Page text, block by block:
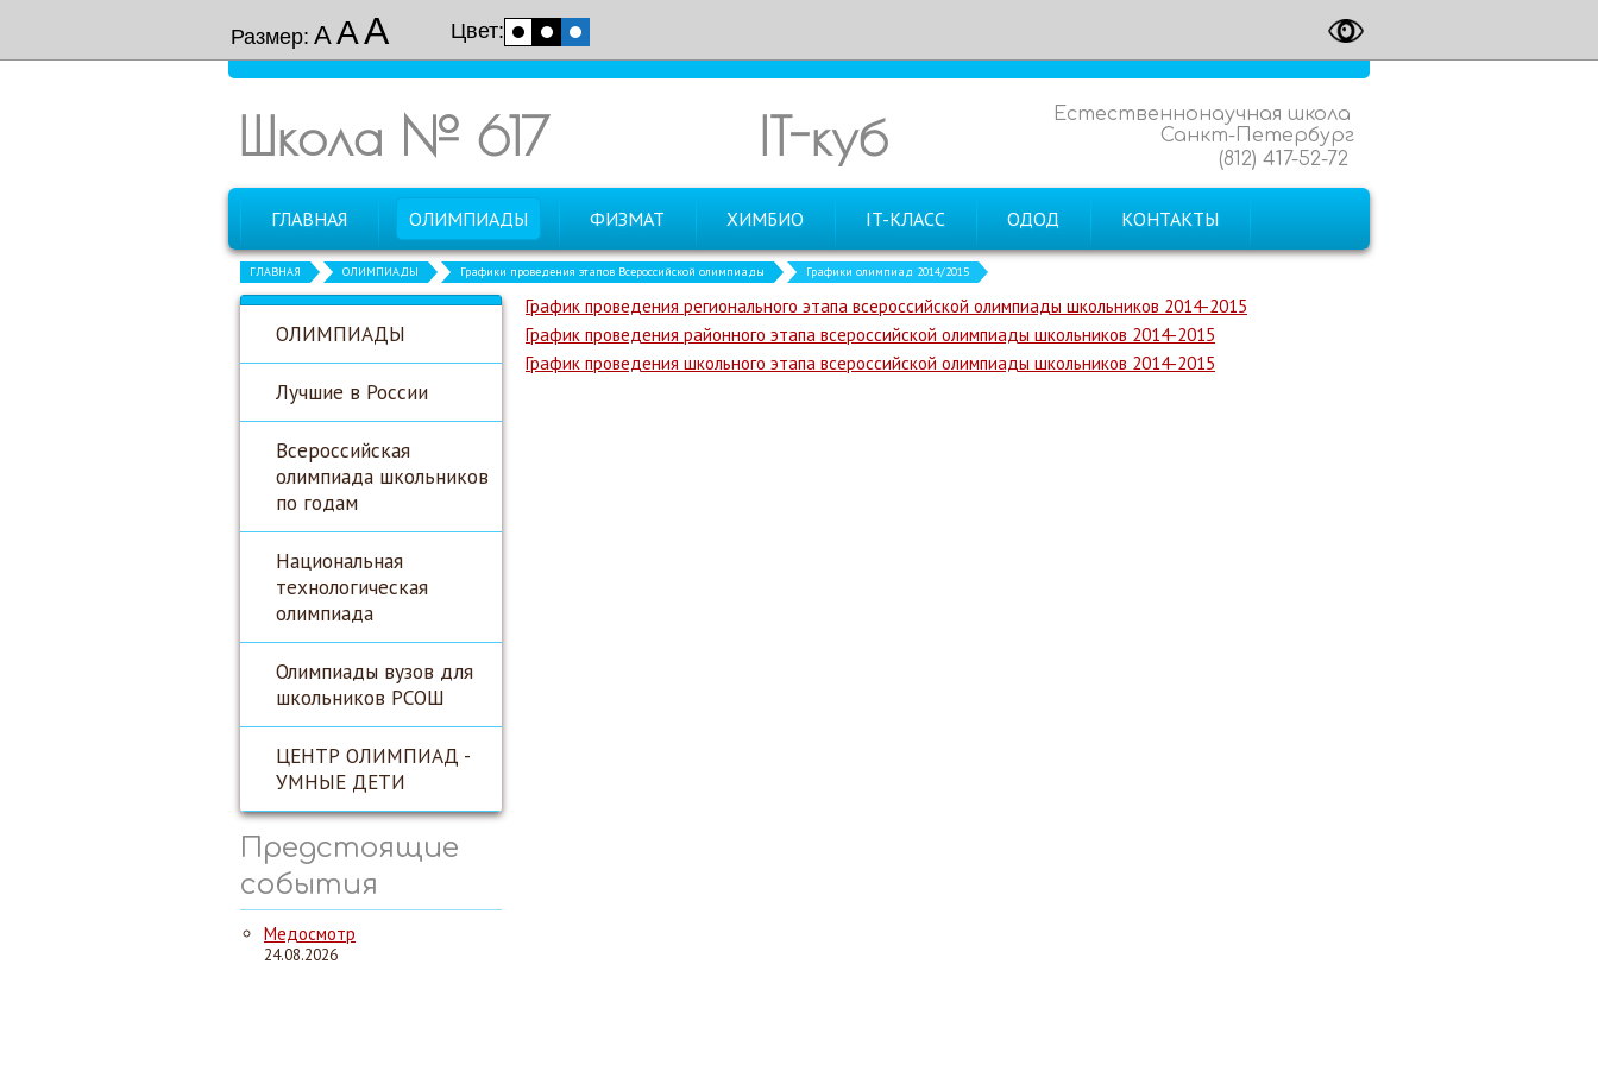
Размер: ААА Цвет:
Школа № 617
Естественнонаучная школа
Санкт-Петербург
(812) 417-52-72
IT-куб
ГЛАВНАЯ ОЛИМПИАДЫ ФИЗМАТ ХИМБИО IT-КЛАСС ОДОД КОНТАКТЫ
ГЛАВНАЯ ОЛИМПИАДЫ Графики проведения этапов Всероссийской олимпиады Графики олимпиад 2014/2015
ОЛИМПИАДЫ
Лучшие в России
Всероссийская
олимпиада школьников
по годам
Национальная
технологическая
олимпиада
Олимпиады вузов для
школьников РСОШ
ЦЕНТР ОЛИМПИАД -
УМНЫЕ ДЕТИ
Предстоящие
события
Медосмотр
24.08.2026
График проведения регионального этапа всероссийской олимпиады школьников 2014-2015
График проведения районного этапа всероссийской олимпиады школьников 2014-2015
График проведения школьного этапа всероссийской олимпиады школьников 2014-2015